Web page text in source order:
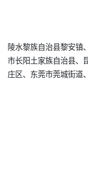
陵水黎族自治县黎安镇
市长阳土家族自治县、
庄区、东莞市莞城街道